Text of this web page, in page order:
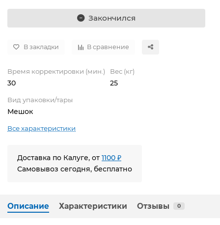
Закончился
В закладки В сравнение
Время корректировки (мин.)
30
Вес (кг)
25
Вид упаковки/тары
Мешок
Все характеристики
Доставка по Калуге, от 1100 ₽
Самовывоз сегодня, бесплатно
Описание Характеристики Отзывы 0